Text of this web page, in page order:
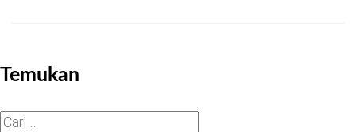
Temukan
Cari